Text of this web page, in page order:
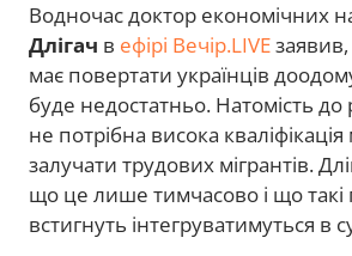
Водночас доктор економічних
Длігач в ефірі Вечір.LIVE
має повертати українців
буде недостатньо. Натомість до
не потрібна висока
залучати трудових мігрантів.
що це лише тимчасово і що такі
встигнуть інтегруватимуться в